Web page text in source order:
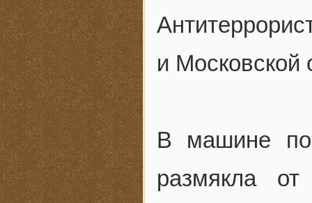
и Московской
В машине по
размякла